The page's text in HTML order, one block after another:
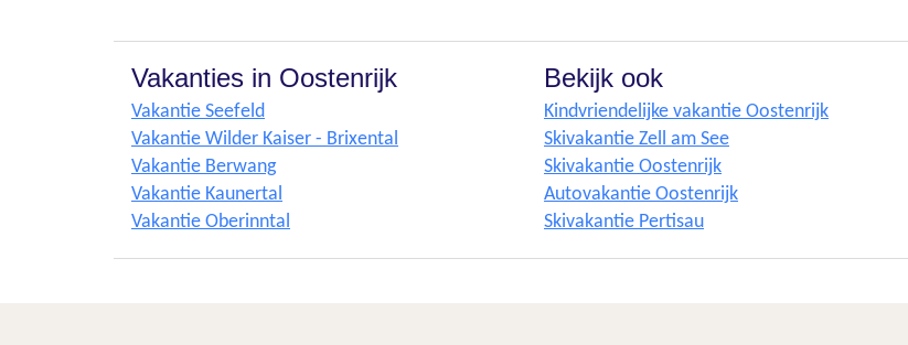
Vakanties in Oostenrijk
Vakantie Seefeld
Vakantie Wilder Kaiser - Brixental
Vakantie Berwang
Vakantie Kaunertal
Vakantie Oberinntal
Bekijk ook
Kindvriendelijke vakantie Oostenrijk
Skivakantie Zell am See
Skivakantie Oostenrijk
Autovakantie Oostenrijk
Skivakantie Pertisau